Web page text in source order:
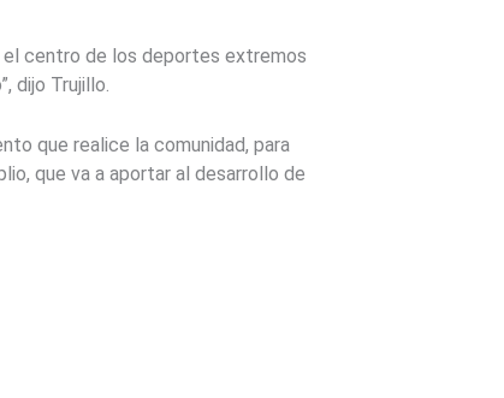
el centro de los deportes extremos
dijo Trujillo.
que realice la comunidad, para
que va a aportar al desarrollo de